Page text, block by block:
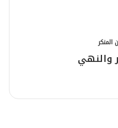
المنكر
والنهي